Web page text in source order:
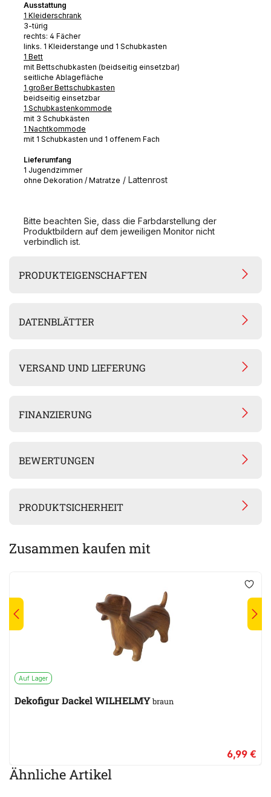
Ausstattung
1 Kleiderschrank
3-türig
rechts: 4 Fächer
links. 1 Kleiderstange und 1 Schubkasten
1 Bett
mit Bettschubkasten (beidseitig einsetzbar)
seitliche Ablagefläche
1 großer Bettschubkasten
beidseitig einsetzbar
1 Schubkastenkommode
mit 3 Schubkästen
1 Nachtkommode
mit 1 Schubkasten und 1 offenem Fach
Lieferumfang
1 Jugendzimmer
ohne Dekoration / Matratze / Lattenrost
Bitte beachten Sie, dass die Farbdarstellung der
Produktbildern auf dem jeweiligen Monitor nicht
verbindlich ist.
PRODUKTEIGENSCHAFTEN
DATENBLÄTTER
VERSAND UND LIEFERUNG
FINANZIERUNG
BEWERTUNGEN
PRODUKTSICHERHEIT
Zusammen kaufen mit
Auf Lager
Dekofigur Dackel WILHELMYbraun
6,99 €
Ähnliche Artikel